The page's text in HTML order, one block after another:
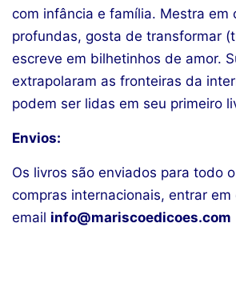
com infância e família. Mestra em
profundas, gosta de transformar
escreve em bilhetinhos de amor.
extrapolaram as fronteiras da
podem ser lidas em seu primeiro
Envios:
Os livros são enviados para todo
compras internacionais, entrar
email info@mariscoedicoes.com